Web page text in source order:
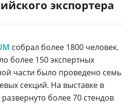
экспортера
собрал более 1800 человек.
более 150 экспертных
части было проведено семь
секций. На выставке в
более 70 стендов